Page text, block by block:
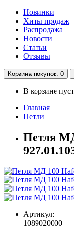
Новинки
Хиты продаж
Распродажа
Новости
Статьи
Отзывы
Корзина покупок: 0
В корзине
Главная
Петли
Петля
Артикул:
1089020000